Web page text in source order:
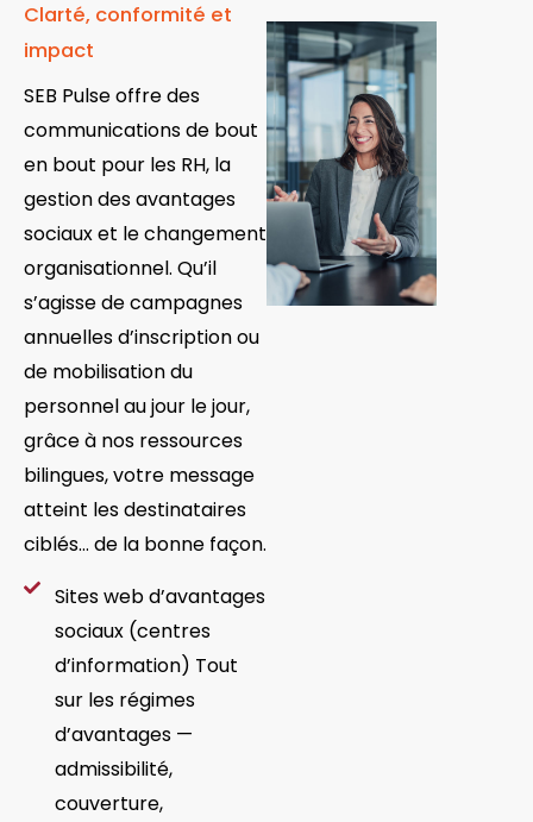
Clarté, conformité et
impact
SEB Pulse offre des
communications de bout
en bout pour les RH, la
gestion des avantages
sociaux et le changement
organisationnel. Qu’il
s’agisse de campagnes
annuelles d’inscription ou
de mobilisation du
personnel au jour le jour,
grâce à nos ressources
bilingues, votre message
atteint les destinataires
ciblés… de la bonne façon.
Sites web d’avantages
sociaux (centres
d’information) Tout
sur les régimes
d’avantages —
admissibilité,
couverture,